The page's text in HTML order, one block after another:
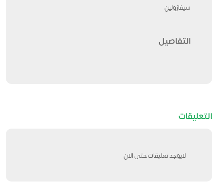
سيفازولين
التفاصيل
التعليقات
لايوجد تعليقات حتى الان